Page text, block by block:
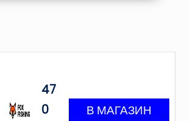
47
0